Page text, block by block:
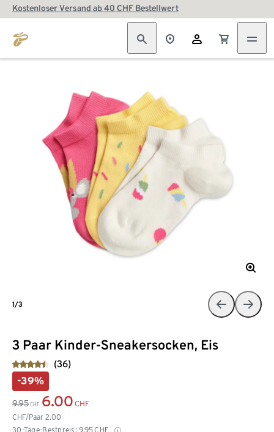
Kostenloser Versand ab 40 CHF Bestellwert
3 Paar Kinder-Sneakersocken, Eis
(36)
-39%
9.95 CHF 6.00 CHF
CHF/Paar 2.00
30-Tage-Bestpreis: 9.95CHF
1/3